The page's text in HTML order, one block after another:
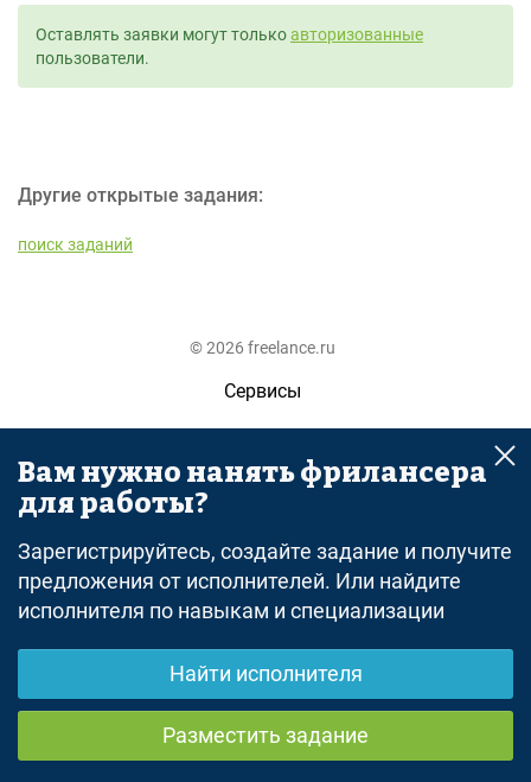
Оставлять заявки могут толькоавторизованные
пользователи.
Другие открытые задания:
поиск заданий
© 2026 freelance.ru
Сервисы
Помощь
Поиск
Оферта
Политика конфиденциальности
Дисклеймер о ЗоЗПП
Отказ от ответственности
Вам нужно нанять фрилансера
для работы?
Зарегистрируйтесь, создайте задание и получите
предложения от исполнителей. Или найдите
исполнителя по навыкам и специализации
Найти исполнителя
Разместить задание